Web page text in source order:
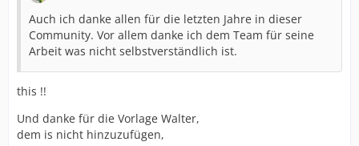
Auch ich danke allen für die letzten Jahre in dieser
Community. Vor allem danke ich dem Team für seine
Arbeit was nicht selbstverständlich ist.
this !!
Und danke für die Vorlage Walter,
dem is nicht hinzuzufügen,